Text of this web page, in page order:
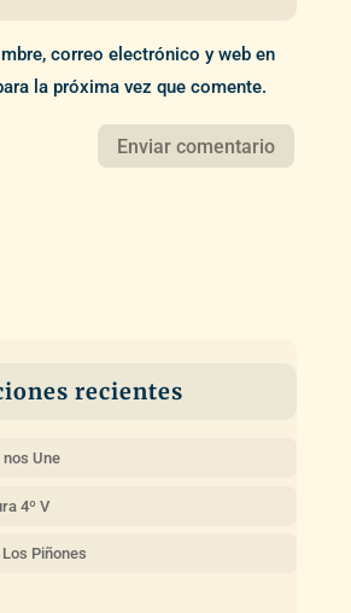
correo electrónico y web en
la próxima vez que comente.
recientes
nos Une
4º V
Piñones